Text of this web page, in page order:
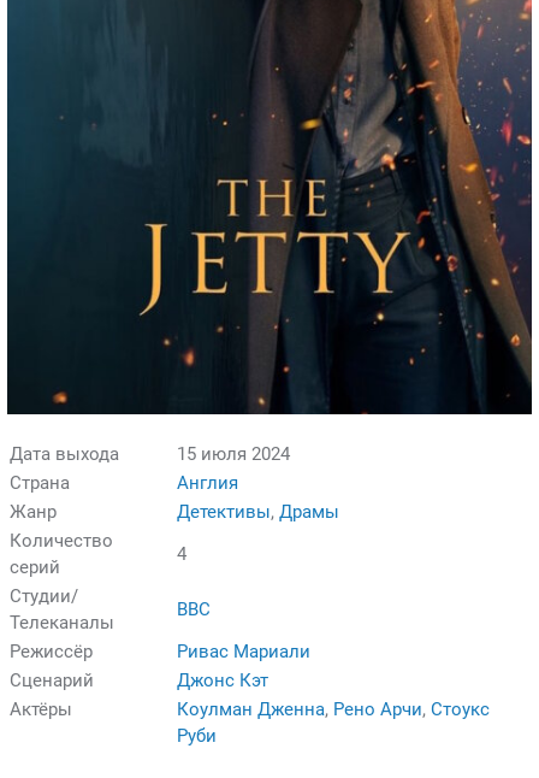
Дата выхода
15 июля 2024
Страна
Англия
Жанр
Детективы, Драмы
Количество
серий
4
Студии/
Телеканалы
BBC
Режиссёр
Ривас Мариали
Сценарий
Джонс Кэт
Актёры
Коулман Дженна, Рено Арчи, Стоукс
Руби